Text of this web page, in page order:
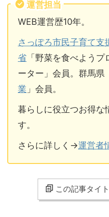
運営担当
WEB運営歴10年。
さっぽろ市民子育て支
省 「野菜を食べよう
ーター」会員。群馬県
業 」会員。
暮らしに役立つお得な
す。
さらに詳しく→運営者
この記事タイ